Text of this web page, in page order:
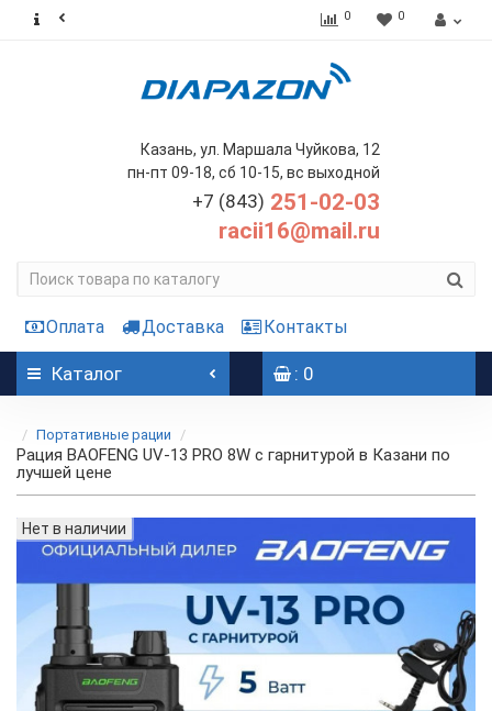
0 0
Казань, ул. Маршала Чуйкова, 12
пн-пт 09-18, сб 10-15, вс выходной
+7 (843) 251-02-03
racii16@mail.ru
Оплата Доставка Контакты
Каталог : 0
Портативные рации
Рация BAOFENG UV-13 PRO 8W с гарнитурой в Казани по
лучшей цене
Нет в наличии